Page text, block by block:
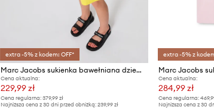
extra -5% z kodem: OFF*
Marc Jacobs sukienka bawełniana dziecięca
Cena aktualna:
229,99 zł
Cena regularna: 379,99 zł
Najniższa cena z 30 dni przed obniżką: 239,99 zł
extra -5% z
Cena aktualna:
284,99 zł
Cena regularna:
Najniższa cena z 30